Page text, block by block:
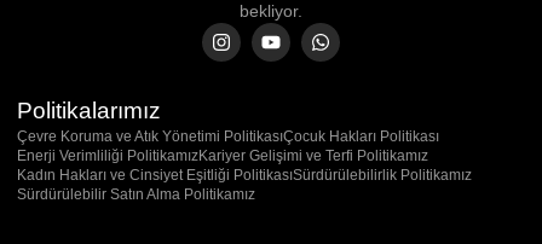
bekliyor.
Politikalarımız
Çevre Koruma ve Atık Yönetimi PolitikasıÇocuk Hakları Politikası
Enerji Verimliliği PolitikamızKariyer Gelişimi ve Terfi Politikamız
Kadın Hakları ve Cinsiyet Eşitliği PolitikasıSürdürülebilirlik Politikamız
Sürdürülebilir Satın Alma Politikamız